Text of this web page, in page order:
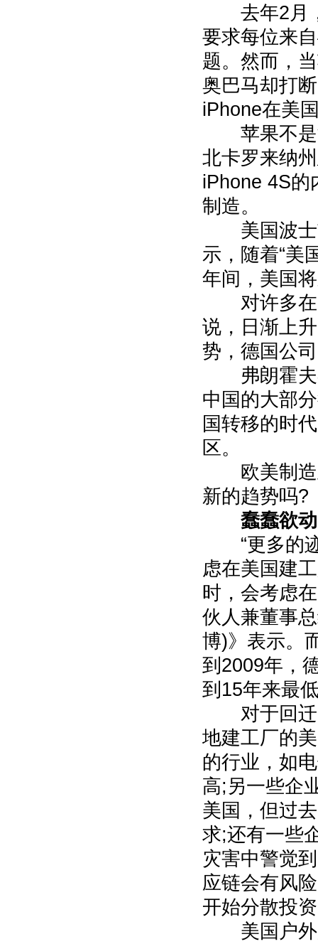
去年2月，
要求每位来
题。然而，
奥巴马却打
iPhone在美
苹果不是
北卡罗来纳
iPhone 4S的
制造。
美国波士
示，随着“美
年间，美国
对许多在
说，日渐上
势，德国公
弗朗霍夫
中国的大部
国转移的时
区。
欧美制造
新的趋势吗?
蠢蠢欲
“更多的迹
虑在美国建
时，会考虑
伙人兼董事
博)》表示。
到2009年，
到15年来最
对于回迁
地建工厂的
的行业，如
高;另一些企
美国，但过
求;还有一些
灾害中警觉
应链会有风
开始分散投
美国户外